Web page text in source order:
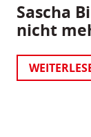
Sascha
nicht